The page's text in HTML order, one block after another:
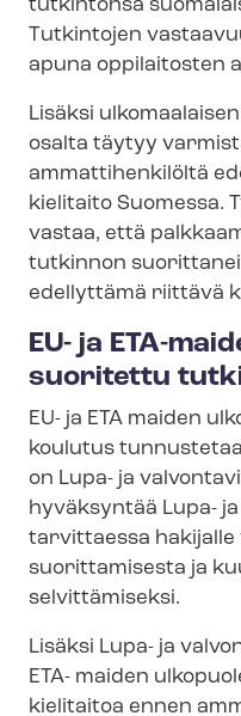
tutkintonsa
Tutkintojen
apuna oppilaitosten
Lisäksi
osalta täytyy
ammattihenkilöltä
kielitaito Suomessa.
vastaa, että
tutkinnon
edellyttämä riittävä
EU- ja ETA-
suoritettu
EU- ja ETA maiden
koulutus
on Lupa- ja
hyväksyntää Lupa-
tarvittaessa hakijalle
suorittamisesta ja
selvittämiseksi.
Lisäksi Lupa- ja
ETA- maiden
kielitaitoa ennen